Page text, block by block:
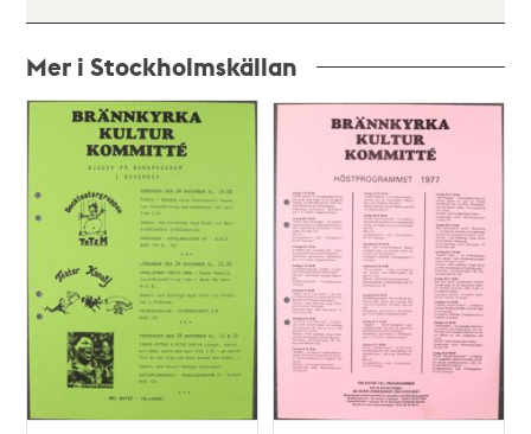
Mer i Stockholmskällan
Relaterade
teman